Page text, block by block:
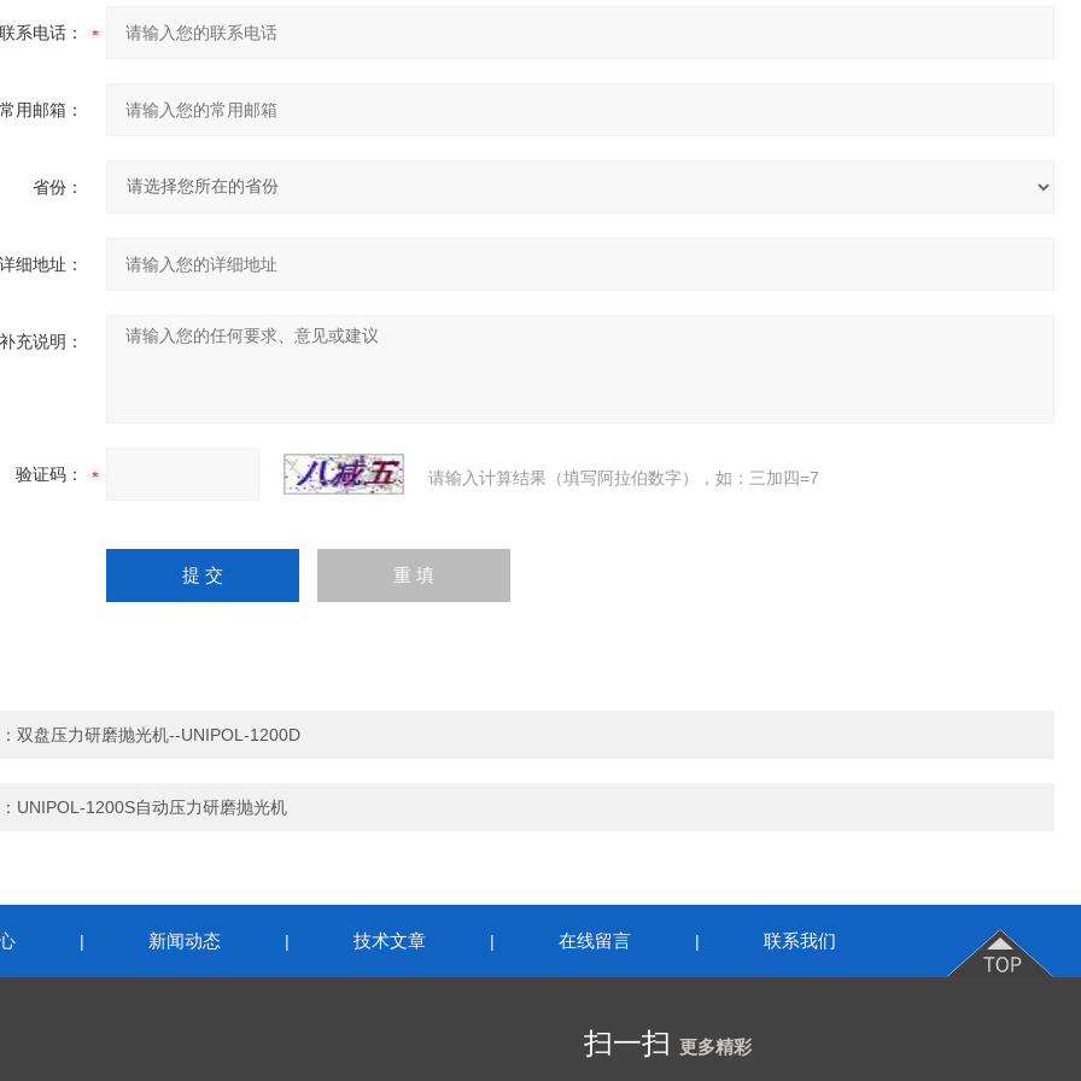
联系电话：
常用邮箱：
省份：
详细地址：
补充说明：
验证码： 请输入计算结果（填写阿拉伯数字），如：三加四=7
双盘压力研磨抛光机--UNIPOL-1200D
UNIPOL-1200S自动压力研磨抛光机
| 新闻动态 | 技术文章 | 在线留言 | 联系我们
扫一扫 更多精彩